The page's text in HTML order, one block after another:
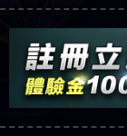
被騙資金
ALYWS是詐騙
者免費援助賴
當是真的嗎
利回報被騙的
【其他問題
娛樂之旅
【其他問題】
這樣挑！RTP
【推薦博弈】
過才知道什麼
【推薦博弈】
【黃伊珊】不
【陳順堪】星
金
【陳順堪】
【玩運彩】
【asd】唬爛
【蘇俊曄】所